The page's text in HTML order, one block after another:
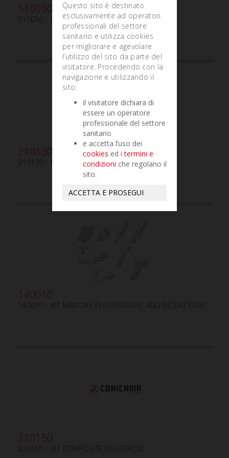
510050
510050 - KIT MICRO SURGERY
210130
210130 - KIT PERIODONTAL ADVANCED
140010
140010 - KIT MIRRORS PHOTOGRAFIC AND RETRACTORS
320150
320150 - KIT COMPOSITE POSTERIOR
Questo sito è destinato
esclusivamente ad operatori
professionali del settore
sanitario e utilizza cookies
per migliorare e agevolare
l’utilizzo del sito da parte del
visitatore. Procedendo con la
navigazione e utilizzando il
sito:
il visitatore dichiara di
essere un operatore
professionale del settore
sanitario
e accetta l’uso dei
cookies ed itermini e
condizioni che regolano il
sito.
ACCETTA E PROSEGUI